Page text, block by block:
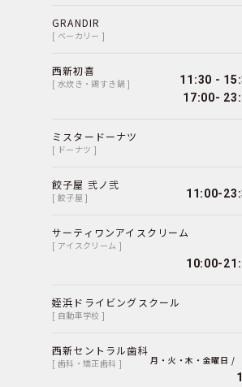
GRANDIR
[ ベーカリー ]
西新初喜
[ 水炊き・鶏すき鍋 ] 11:30 -
17:00-
ミスタードーナツ
[ ドーナツ ]
餃子屋 弐ノ弐
[ 餃子屋 ] 11:00-
サーティワンアイスクリーム
[ アイスクリーム ]
10:00-
姪浜ドライビングスクール
[ 自動車学校 ]
西新セントラル歯科
[ 歯科・矯正歯科 ] 月・火・木・金曜日 /